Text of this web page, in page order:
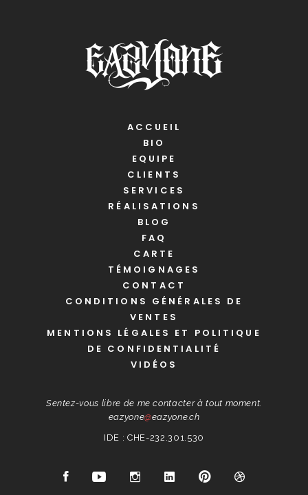
ACCUEIL
BIO
EQUIPE
CLIENTS
SERVICES
RÉALISATIONS
BLOG
FAQ
CARTE
TÉMOIGNAGES
CONTACT
CONDITIONS GÉNÉRALES DE
VENTES
MENTIONS LÉGALES ET POLITIQUE
DE CONFIDENTIALITÉ
VIDÉOS
Sentez-vous libre de me contacter à tout moment.
eazyone@eazyone.ch
IDE : CHE-232.301.530